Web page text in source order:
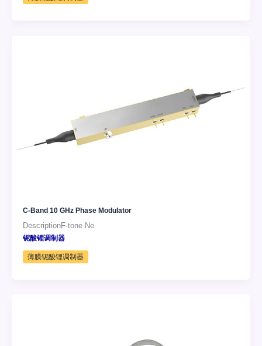
C-Band 10 GHz Phase Modulator
DescriptionF-tone Ne
铌酸锂调制器
薄膜铌酸锂调制器